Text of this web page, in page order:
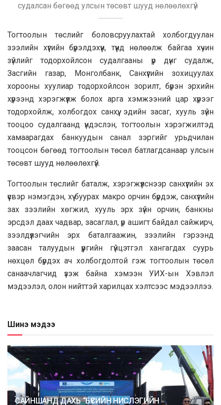
судалсан бөгөөд улсын төсөвт шууд нөлөөлөхгүй
Тогтоолын төслийг боловсруулахтай холбогдуулан
зээлийн хүүгийн бүрэлдэхүүн, түүнд нөлөөлж байгаа хүчин
зүйлийг тодорхойлсон судалгааны үр дүнг судалж,
Засгийн газар, Монголбанк, Санхүүгийн зохицуулах
хорооны хуулиар тодорхойлсон зорилт, бүрэн эрхийн
хүрээнд хэрэгжүүлж болох арга хэмжээний цар хүрээг
тодорхойлж, холбогдох санхүү, эдийн засаг, хууль зүйн
тооцоо судалгаанд үндэслэн, тогтоолын хэрэгжилтэд
хамаарагдах банкуудын санал зэргийг урьдчилан
тооцсон бөгөөд тогтоолын төсөл батлагдсанаар улсын
төсөвт шууд нөлөөлөхгүй.
Тогтоолын төслийг баталж, хэрэгжүүлснээр санхүүгийн эх
үүсвэр нэмэгдэн, хүү буурах макро орчин бүрдэж, санхүүгийн
зах зээлийн хөгжил, хууль эрх зүйн орчин, банкны
эрсдэл даах чадвар, засаглал, үр ашигт байдал сайжирч,
зээлдүүлэгчийн эрх баталгаажин, зээлийн гэрээнд
заасан талуудын үүргийн гүйцэтгэл хангагдах суурь
нөхцөл бүрдэх ач холбогдолтой гэж тогтоолын төсөл
санаачлагчид үзэж байна хэмээн УИХ-ын Хэвлэл
мэдээлэл, олон нийттэй харилцах хэлтсээс мэдээллээ.
Шинэ мэдээ
САЙНШАНД ДАХЬ “БҮСИЙН НИСЛЭГИЙН